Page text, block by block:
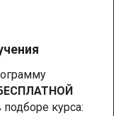
курса: